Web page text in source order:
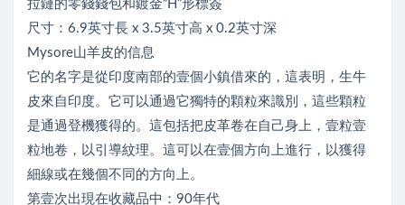
拉鏈的零錢錢包和鍍金“H”形標簽
尺寸：6.9英寸長 x 3.5英寸高 x 0.2英寸深
Mysore山羊皮的信息
它的名字是從印度南部的壹個小鎮借來的，這表明，生牛
皮來自印度。它可以通過它獨特的顆粒來識別，這些顆粒
是通過登機獲得的。這包括把皮革卷在自己身上，壹粒壹
粒地卷，以引導紋理。這可以在壹個方向上進行，以獲得
細線或在幾個不同的方向上。
第壹次出現在收藏品中：90年代